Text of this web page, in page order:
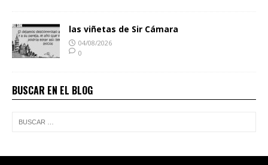
las viñetas de Sir Cámara
04/08/2026
0
BUSCAR EN EL BLOG